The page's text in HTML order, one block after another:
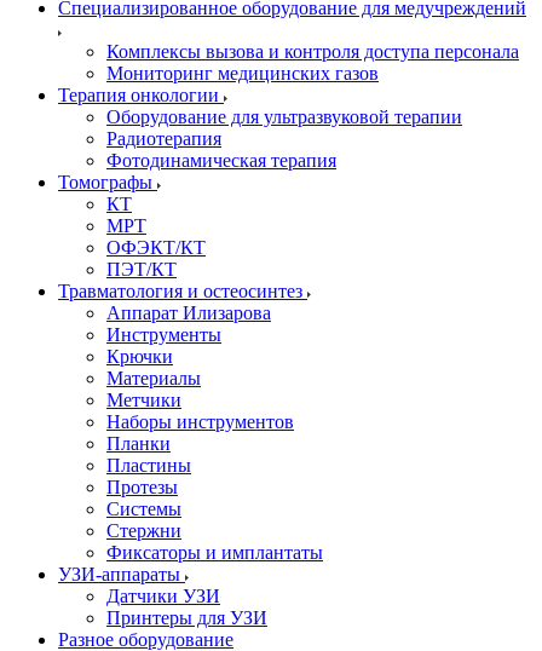
Специализированное оборудование для медучреждений
Комплексы вызова и контроля доступа персонала
Мониторинг медицинских газов
Терапия онкологии
Оборудование для ультразвуковой терапии
Радиотерапия
Фотодинамическая терапия
Томографы
КТ
МРТ
ОФЭКТ/КТ
ПЭТ/КТ
Травматология и остеосинтез
Аппарат Илизарова
Инструменты
Крючки
Материалы
Метчики
Наборы инструментов
Планки
Пластины
Протезы
Системы
Стержни
Фиксаторы и имплантаты
УЗИ-аппараты
Датчики УЗИ
Принтеры для УЗИ
Разное оборудование